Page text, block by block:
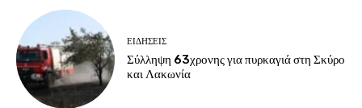
ΕΙΔΗΣΕΙΣ
Σύλληψη 63χρονης για πυρκαγιά στη Σκύρο
και Λακωνία